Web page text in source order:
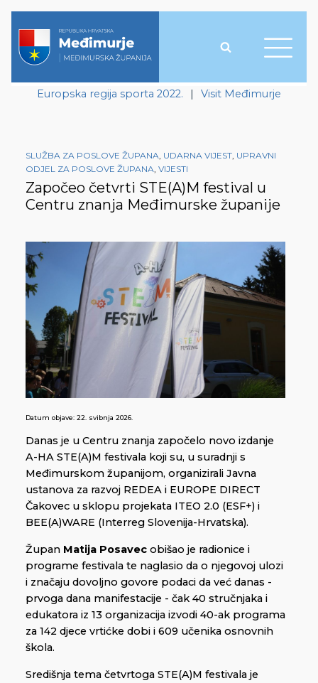
Europska regija sporta 2022. | Visit Međimurje
SLUŽBA ZA POSLOVE ŽUPANA, UDARNA VIJEST, UPRAVNI
ODJEL ZA POSLOVE ŽUPANA, VIJESTI
Započeo četvrti STE(A)M festival u
Centru znanja Međimurske županije
Datum objave: 22. svibnja 2026.
Danas je u Centru znanja započelo novo izdanje
A-HA STE(A)M festivala koji su, u suradnji s
Međimurskom županijom, organizirali Javna
ustanova za razvoj REDEA i EUROPE DIRECT
Čakovec u sklopu projekata ITEO 2.0 (ESF+) i
BEE(A)WARE (Interreg Slovenija-Hrvatska).
Župan Matija Posavec obišao je radionice i
programe festivala te naglasio da o njegovoj ulozi
i značaju dovoljno govore podaci da već danas -
prvoga dana manifestacije - čak 40 stručnjaka i
edukatora iz 13 organizacija izvodi 40-ak programa
za 142 djece vrtićke dobi i 609 učenika osnovnih
škola.
Središnja tema četvrtoga STE(A)M festivala je